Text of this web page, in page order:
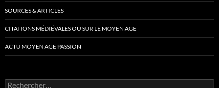
SOURCES & ARTICLES
CITATIONS MÉDIÉVALES OU SUR LE MOYEN ÂGE
ACTU MOYEN ÂGE PASSION
Rechercher :